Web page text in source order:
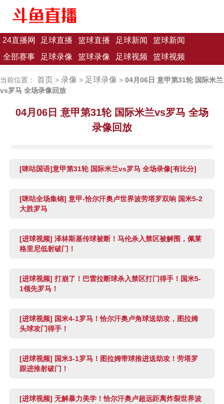
24直播网 足球直播 篮球直播 足球新闻
篮球新闻
全部赛事
足球录像 篮球录像 足球视频 篮球视频
当前位置： 首页 > 录像 > 足球录像 > 04月06日 意甲第31轮 国际米兰
vs罗马 全场录像回放
04月06日 意甲第31轮 国际米兰vs罗马 全场
录像回放
[咪咕国语]意甲第31轮 国际米兰vs罗马 全场录像[有比分]
[咪咕全场集锦] 意甲-恰尔汗奥卢世界波劳塔罗双响 国米5-2
大胜罗马
[进球视频] 泽林斯基传球被断！马伦杀入禁区被解围，佩莱
格里尼低射破门！
[进球视频] 打崩了！巴雷拉断球杀入禁区打门得手！国米5-
1领先罗马！
[进球视频] 国米4-1罗马！恰尔汗奥卢角球送助攻，图拉姆
头球攻门得手！
[进球视频] 国米3-1罗马！图拉姆带球推进送助攻！劳塔罗
跟进推射破门！
[进球视频] 无解暴力美学！恰尔汗奥卢超远距离炸裂世界波